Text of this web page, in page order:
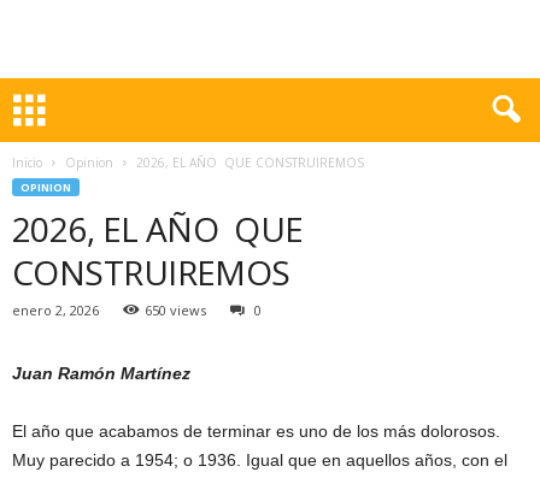
Inicio Opinion 2026, EL AÑO QUE CONSTRUIREMOS
OPINION
2026, EL AÑO QUE
CONSTRUIREMOS
enero 2, 2026 650 views 0
Juan Ramón Martínez
El año que acabamos de terminar es uno de los más dolorosos.
Muy parecido a 1954; o 1936. Igual que en aquellos años, con el